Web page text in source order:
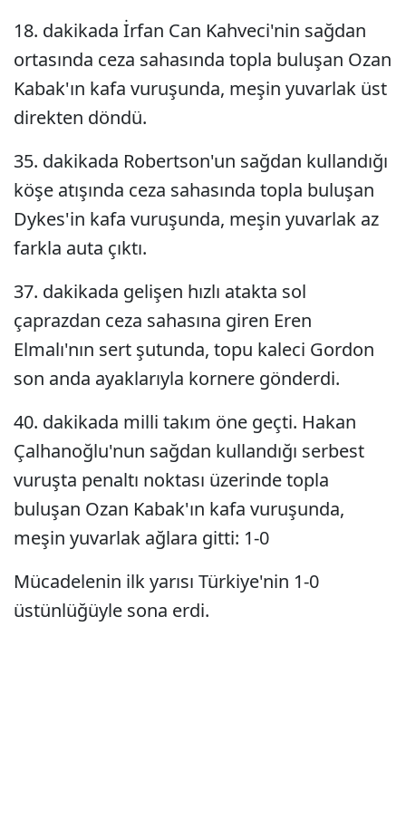
18. dakikada İrfan Can Kahveci'nin sağdan
ortasında ceza sahasında topla buluşan Ozan
Kabak'ın kafa vuruşunda, meşin yuvarlak üst
direkten döndü.
35. dakikada Robertson'un sağdan kullandığı
köşe atışında ceza sahasında topla buluşan
Dykes'in kafa vuruşunda, meşin yuvarlak az
farkla auta çıktı.
37. dakikada gelişen hızlı atakta sol
çaprazdan ceza sahasına giren Eren
Elmalı'nın sert şutunda, topu kaleci Gordon
son anda ayaklarıyla kornere gönderdi.
40. dakikada milli takım öne geçti. Hakan
Çalhanoğlu'nun sağdan kullandığı serbest
vuruşta penaltı noktası üzerinde topla
buluşan Ozan Kabak'ın kafa vuruşunda,
meşin yuvarlak ağlara gitti: 1-0
Mücadelenin ilk yarısı Türkiye'nin 1-0
üstünlüğüyle sona erdi.